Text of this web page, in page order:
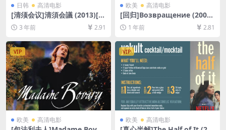
日韩 高清电影
[清须会议]清須会議 (2013)[百
度网盘+迅雷云盘资源1080P
超清未删减][MP4/8GB][日语
3 年前 2.91
欧美 高清电影
[回归]Возвращение (2003)
[百度网盘+夸克网盘1080P超
清未删减资源][网盘在线播放/
1 年前 2.81
VIP
欧美 高清电影
VIP
欧美 高清电影